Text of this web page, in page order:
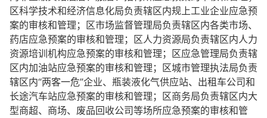
区科学技术和经济信息化局负责辖区内规上工业企业应急预
案的审核和管理；区市场监督管理局负责辖区内各类市场、
药店应急预案的审核和管理；区人力资源局负责辖区内人力
资源培训机构应急预案的审核和管理；区应急管理局负责辖
区内加油站应急预案的审核和管理；区城市管理执法局负责
辖区内“两客一危”企业、瓶装液化气供应站、出租车公司和
长途汽车站应急预案的审核和管理；区商务局负责辖区内大
型商超、商场、废品回收公司等场所应急预案的审核和管